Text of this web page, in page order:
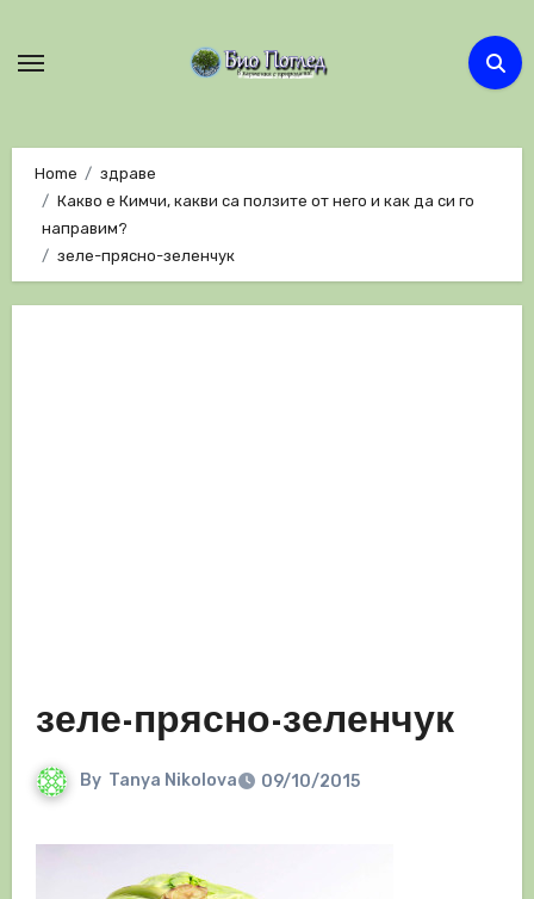
Home
здраве
Какво е Кимчи, какви са ползите от него и как да си го
направим?
зеле-прясно-зеленчук
зеле-прясно-зеленчук
By Tanya Nikolova 09/10/2015